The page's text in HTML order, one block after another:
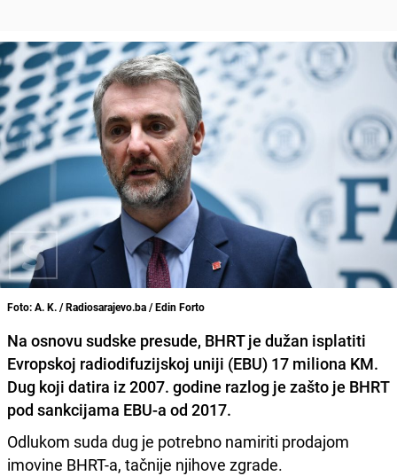
Foto: A. K. / Radiosarajevo.ba / Edin Forto
Na osnovu sudske presude, BHRT je dužan isplatiti
Evropskoj radiodifuzijskoj uniji (EBU) 17 miliona KM.
Dug koji datira iz 2007. godine razlog je zašto je BHRT
pod sankcijama EBU-a od 2017.
Odlukom suda dug je potrebno namiriti prodajom
imovine BHRT-a, tačnije njihove zgrade.